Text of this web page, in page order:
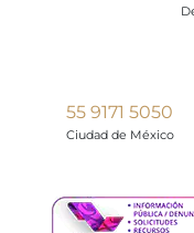
55 9171 5050
Ciudad de México